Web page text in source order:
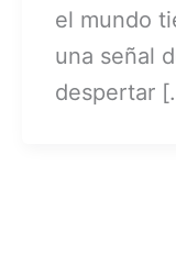
el mundo
una señal
despertar